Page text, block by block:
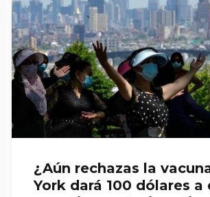
¿Aún rechazas la
York dará 100 dólares a